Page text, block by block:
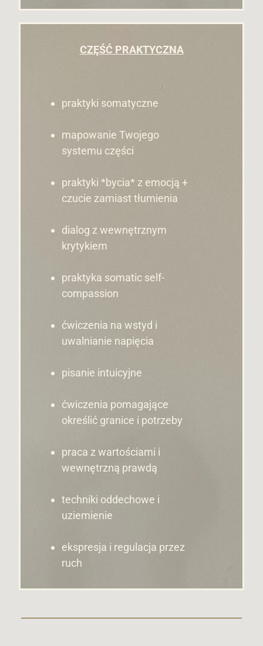
CZĘŚĆ PRAKTYCZNA
praktyki somatyczne
mapowanie Twojego
systemu części
praktyki *bycia* z emocją +
czucie zamiast tłumienia
dialog z wewnętrznym
krytykiem
praktyka somatic self-
compassion
ćwiczenia na wstyd i
uwalnianie napięcia
pisanie intuicyjne
ćwiczenia pomagające
określić granice i potrzeby
praca z wartościami i
wewnętrzną prawdą
techniki oddechowe i
uziemienie
ekspresja i regulacja przez
ruch